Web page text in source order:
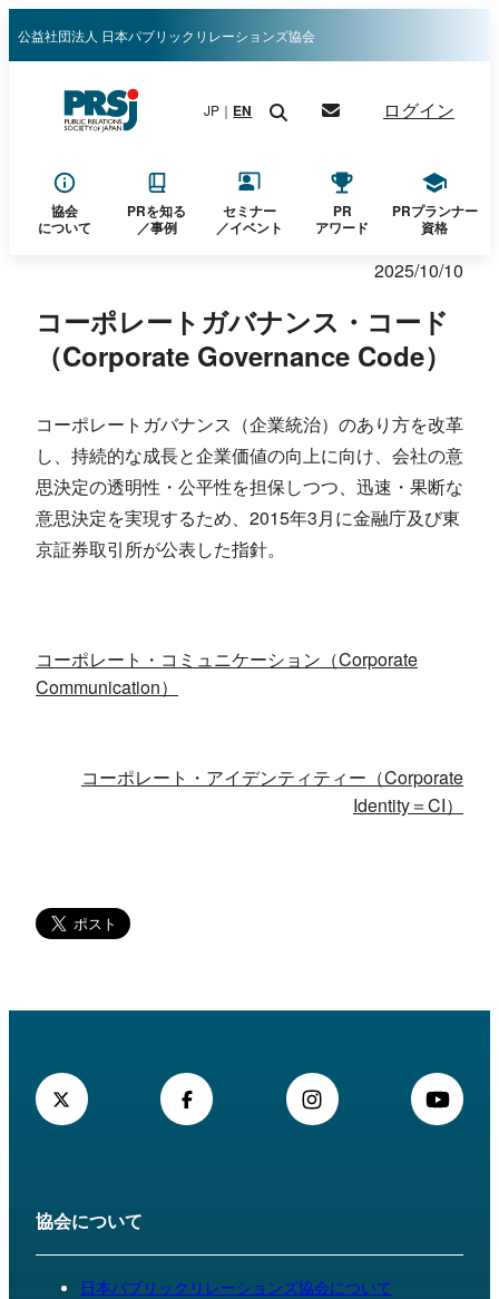
公益社団法人 日本パブリックリレーションズ協会
JP｜ EN ログイン
協会
について
PRを知る
／事例
セミナー
／イベント
PR
アワード
PRプランナー
資格
2025/10/10
コーポレートガバナンス・コード
（Corporate Governance Code）
コーポレートガバナンス（企業統治）のあり方を改革
し、持続的な成長と企業価値の向上に向け、会社の意
思決定の透明性・公平性を担保しつつ、迅速・果断な
意思決定を実現するため、2015年3月に金融庁及び東
京証券取引所が公表した指針。
コーポレート・コミュニケーション（Corporate
Communication）
コーポレート・アイデンティティー（Corporate
Identity＝CI）
協会について
日本パブリックリレーションズ協会について